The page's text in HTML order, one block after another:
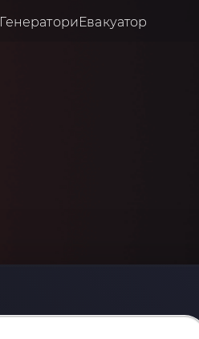
ГенераториЕвакуатор